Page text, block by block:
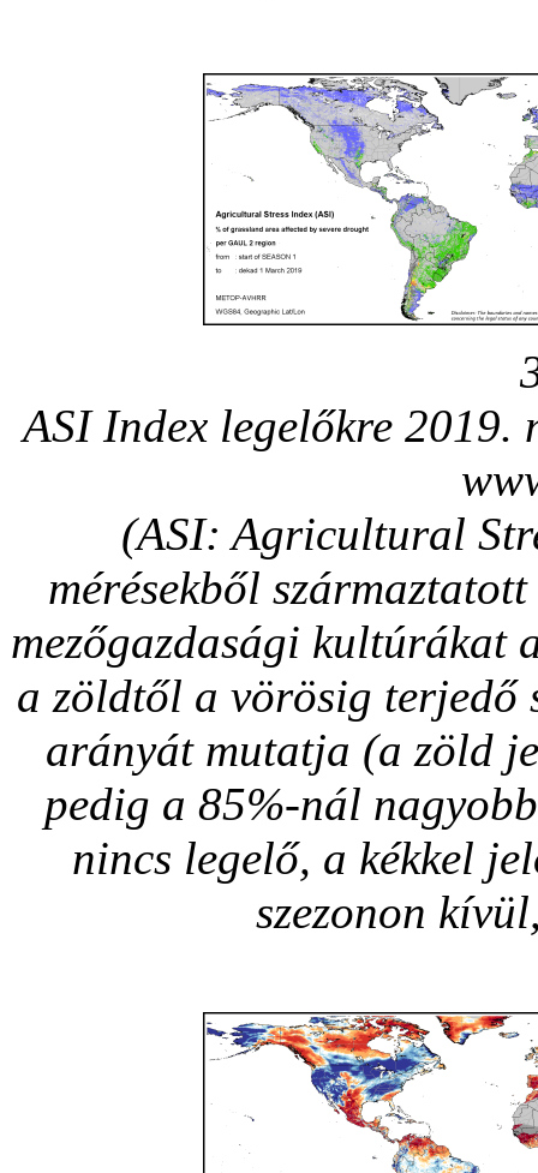
ASI Index legelőkre
(ASI: Agricultural
mérésekből
mezőgazdasági kultúrákat
a zöldtől a vörösig terjedő
arányát mutatja (a zöld
pedig a 85%-nál
nincs legelő, a kékkel
szezonon